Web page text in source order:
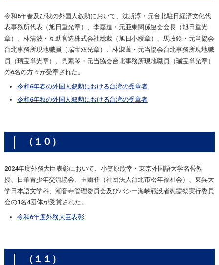
令和6年春及び秋の外国人叙勲において、沈斯淳・元台北駐日経済文化代
表事務所代表（旭日重光章）、李嘉進・元亜東関係協会会長（旭日重光
章）、林清波・互助営造株式会社総裁（旭日小綬章）、馬玫鈴・元当協会
台北事務所現地職員（瑞宝双光章）、林淑薗・元当協会台北事務所現地職
員（瑞宝単光章）、呉素琴・元当協会台北事務所現地職員（瑞宝単光章）
の6名の方々が受章された。
令和6年春の外国人叙勲における台湾の受章者
令和6年秋の外国人叙勲における台湾の受章者
（１０）
2024年度外務大臣表彰において、小笠原欣幸・東京外国語大学名誉教
授、日華青少年交流協会、玉蘭荘（社団法人台北市松年福祉会）、東呉大
学日本語文学科、潮音寺管理委員会及びバシー海峡戦没者慰霊祭実行委員
会の1名4団体が受賞された。
令和6年度外務大臣表彰
（１１）